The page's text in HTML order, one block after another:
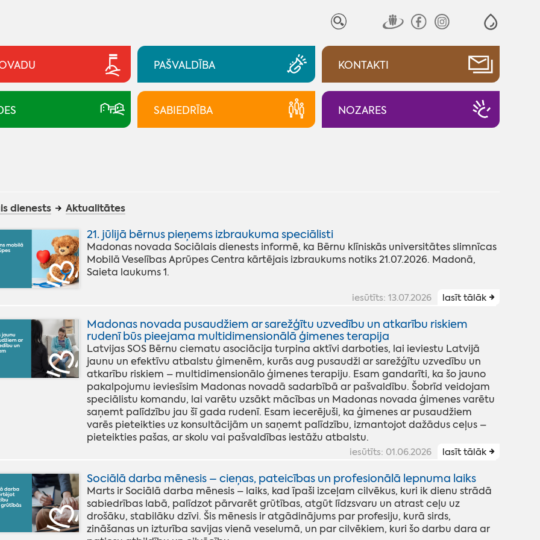
PAŠVALDĪBA KONTAKTI
SABIEDRĪBA NOZARES
dienests Aktualitātes
21. jūlijā bērnus pieņems izbraukuma speciālisti
Madonas novada Sociālais dienests informē, ka Bērnu klīniskās universitātes slimnīcas
Mobilā Veselības Aprūpes Centra kārtējais izbraukums notiks 21.07.2026. Madonā,
Saieta laukums 1.
iesūtīts: 13.07.2026 lasīt tālāk
Madonas novada pusaudžiem ar sarežģītu uzvedību un atkarību riskiem
rudenī būs pieejama multidimensionālā ģimenes terapija
Latvijas SOS Bērnu ciematu asociācija turpina aktīvi darboties, lai ieviestu Latvijā
jaunu un efektīvu atbalstu ģimenēm, kurās aug pusaudži ar sarežģītu uzvedību un
atkarību riskiem – multidimensionālo ģimenes terapiju. Esam gandarīti, ka šo jauno
pakalpojumu ieviesīsim Madonas novadā sadarbībā ar pašvaldību. Šobrīd veidojam
speciālistu komandu, lai varētu uzsākt mācības un Madonas novada ģimenes varētu
saņemt palīdzību jau šī gada rudenī. Esam iecerējuši, ka ģimenes ar pusaudžiem
varēs pieteikties uz konsultācijām un saņemt palīdzību, izmantojot dažādus ceļus –
pieteikties pašas, ar skolu vai pašvaldības iestāžu atbalstu.
iesūtīts: 01.06.2026 lasīt tālāk
Sociālā darba mēnesis – cieņas, pateicības un profesionālā lepnuma laiks
Marts ir Sociālā darba mēnesis – laiks, kad īpaši izceļam cilvēkus, kuri ik dienu strādā
sabiedrības labā, palīdzot pārvarēt grūtības, atgūt līdzsvaru un atrast ceļu uz
drošāku, stabilāku dzīvi. Šis mēnesis ir atgādinājums par profesiju, kurā sirds,
zināšanas un izturība savijas vienā veselumā, un par cilvēkiem, kuri šo darbu dara ar